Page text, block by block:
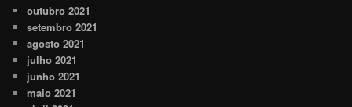
outubro 2021
setembro 2021
agosto 2021
julho 2021
junho 2021
maio 2021